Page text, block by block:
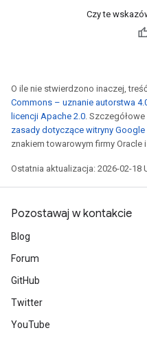
Czy te
O ile nie stwierdzono inaczej,
Commons – uznanie autorstwa
licencji Apache 2.0.
zasady dotyczące witryny
znakiem towarowym firmy
Ostatnia aktualizacja: 2026-02-18
Pozostawaj w kontakcie
Blog
Forum
GitHub
Twitter
YouTube